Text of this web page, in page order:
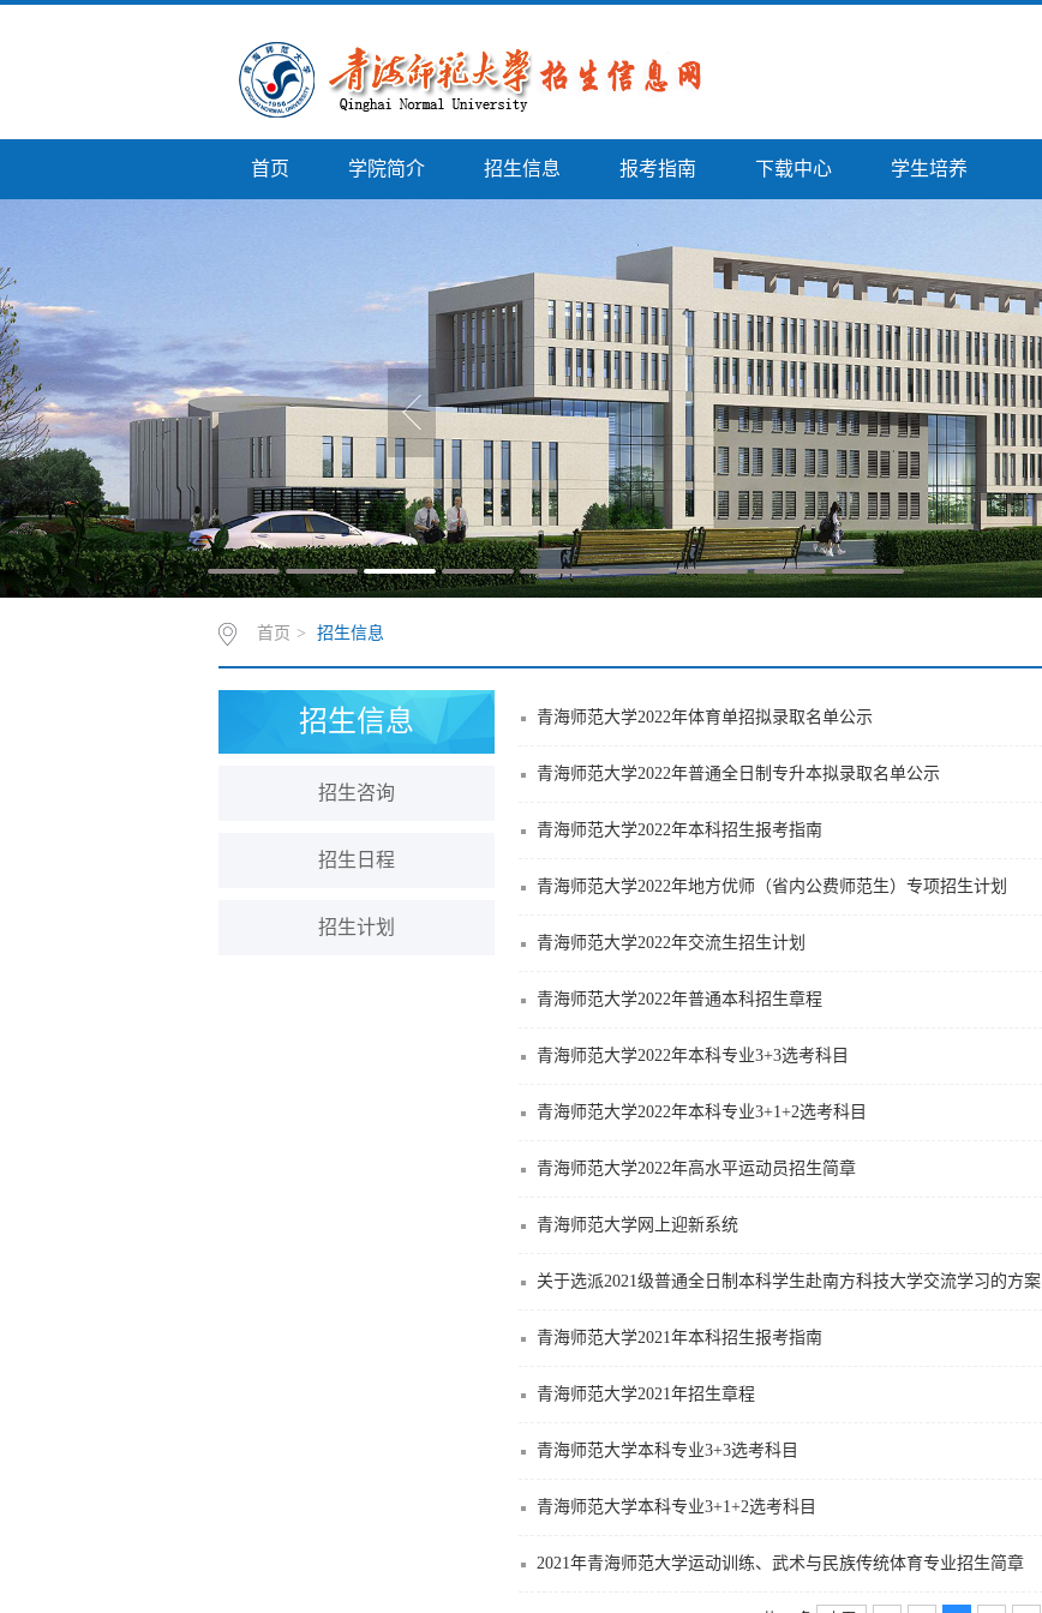
首页 学院简介 招生信息 报考指南 下载中心 学生培养
首页 > 招生信息
招生信息
招生咨询
招生日程
招生计划
青海师范大学2022年体育单招拟录取名单公示
青海师范大学2022年普通全日制专升本拟录取名单公示
青海师范大学2022年本科招生报考指南​
青海师范大学2022年地方优师（省内公费师范生）专项招生计划
青海师范大学2022年交流生招生计划
青海师范大学2022年普通本科招生章程
青海师范大学2022年本科专业3+3选考科目
青海师范大学2022年本科专业3+1+2选考科目
青海师范大学2022年高水平运动员招生简章
青海师范大学网上迎新系统
关于选派2021级普通全日制本科学生赴南方科技大学交流学习的方案
青海师范大学2021年本科招生报考指南
青海师范大学2021年招生章程
青海师范大学本科专业3+3选考科目
青海师范大学本科专业3+1+2选考科目​
2021年青海师范大学运动训练、武术与民族传统体育专业招生简章